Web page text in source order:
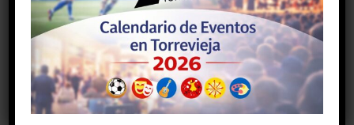
Facebook Twitter